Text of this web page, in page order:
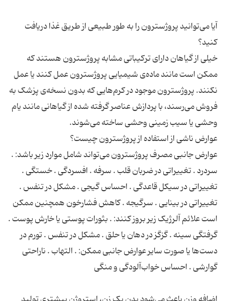
آیا می‌توانید پروژسترون را به طور طبیعی از طریق غذا دریافت
خیلی از گیاهان دارای ترکیباتی مشابه پروژسترون هستند که
ممکن است مانند ماده‌ی شیمیایی پروژسترون عمل کنند یا عمل
نکنند. پروژسترون موجود در کرم‌هایی که بدون نسخه‌ی پزشک به
فروش می‌رسند، با پردازش عناصر گرفته شده از گیاهانی مانند یام
عوارض جانبی مصرف پروژسترون می‌تواند شامل موارد زیر باشد: .
سردرد . تغییراتی در ضربان قلب . سرفه . افسردگی . خستگی .
تغییراتی در سیکل قاعدگی . احساس گیجی . مشکل در تنفس .
تغییراتی در بینایی . سرگیجه . کاهش فشارخون همچنین ممکن
است علائم آلرژیک زیر بروز کنند: . بثورات پوستی یا خارش پوست .
گرفتگی سینه . گزگز در دهان یا حلق . مشکل در تنفس . تورم در
دست‌ها یا صورت سایر عوارض جانبی ممکن: . التهاب . ناراحتی